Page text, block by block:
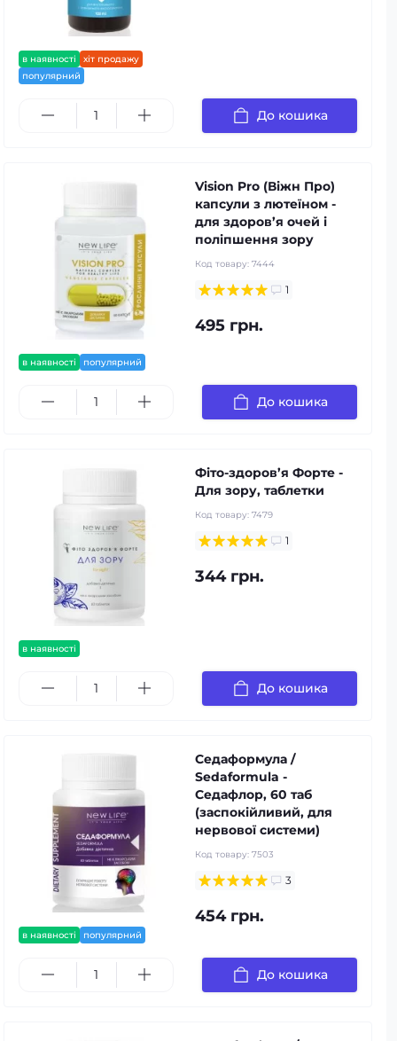
в наявності
хіт продажу
популярний
До кошика
в наявності популярний
Vision Pro (Віжн Про)
капсули з лютеїном -
для здоров’я очей і
поліпшення зору
Код товару: 7444
1
495 грн.
До кошика
в наявності
Фіто-здоров’я Форте -
Для зору, таблетки
Код товару: 7479
1
344 грн.
До кошика
в наявності популярний
Седаформула /
Sedaformula -
Седафлор, 60 таб
(заспокійливий, для
нервової системи)
Код товару: 7503
3
454 грн.
До кошика